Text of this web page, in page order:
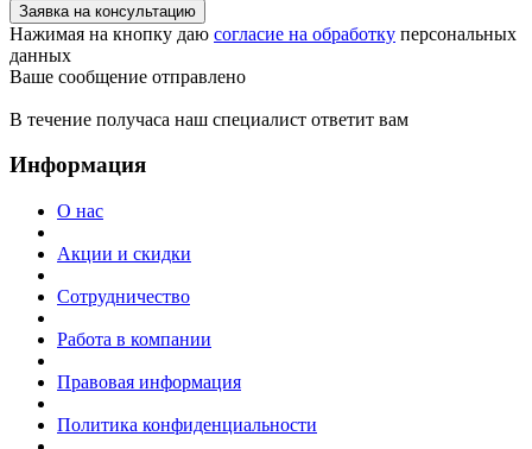
Заявка на консультацию
Нажимая на кнопку даю согласие на обработку персональных
данных
Ваше сообщение отправлено
В течение получаса наш специалист ответит вам
Информация
О нас
Акции и скидки
Сотрудничество
Работа в компании
Правовая информация
Политика конфиденциальности